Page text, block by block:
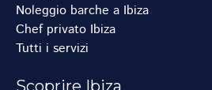
Noleggio barche a Ibiza
Chef privato Ibiza
Tutti i servizi
Scoprire Ibiza